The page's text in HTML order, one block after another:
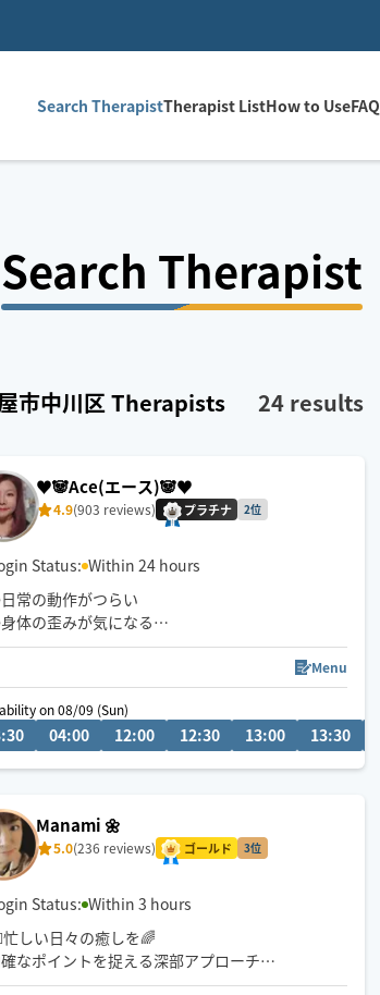
Search TherapistTherapist ListHow to UseFAQ
Search Therapist
市中川区 Therapists 24 results
♥️🐼Ace(エース)🐼♥️
4.9(903 reviews) プラチナ 2位
Status: Within 24 hours
常の動作がつらい
体の歪みが気になる
味や仕事のパフォーマンスを良くしたい
んなお悩みにも真摯に向き合い身体の痛みや不
お客様の気になる所をその場しのぎではなく"根
から対応させて頂きます
的な肩こり腰痛
浮腫み
冷え性
客様の身体に合った施術でメニューをご提案させ
頂きます👏
なお子さまやペットが居るお宅も歓迎です🐶😺
Menu
on 08/09 (Sun)
04:00 12:00 12:30 13:00 13:30
Manami 🌼
5.0(236 reviews) ゴールド 3位
Status: Within 3 hours
忙しい日々の癒しを🌈
なポイントを捉える深部アプローチ
体が開放されて心までほぐれる心地よさを実感